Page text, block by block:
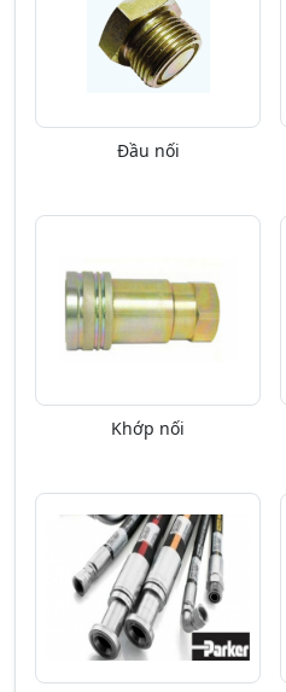
Đầu nối
Khớp nối